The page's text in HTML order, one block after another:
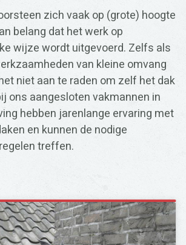
zich vaak op (grote) hoogte
belang dat het werk op
wijze wordt uitgevoerd. Zelfs als
van kleine omvang
niet aan te raden om zelf het dak
ons aangesloten vakmannen in
hebben jarenlange ervaring met
en kunnen de nodige
treffen.